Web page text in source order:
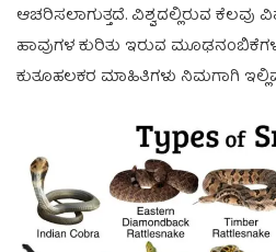
ಆಚರಿಸಲಾಗುತ್ತದೆ. ವಿಶ್ವದಲ್ಲಿರುವ
ಹಾವುಗಳ ಕುರಿತು ಇರುವ
ಕುತೂಹಲಕರ ಮಾಹಿತಿಗಳು ನಿಮಗಾಗಿ